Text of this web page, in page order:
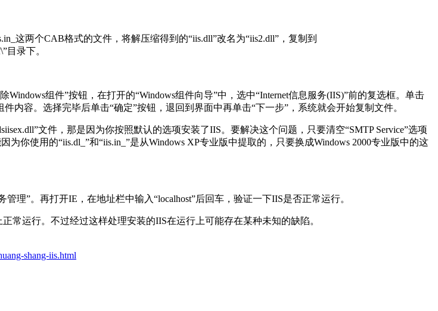
这两个CAB格式的文件，将解压缩得到的“iis.dll”改名为“iis2.dll”，复制到
目录下。
组件”按钮，在打开的“Windows组件向导”中，选中“Internet信息服务(IIS)”前的复选框。单击
内容。选择完毕后单击“确定”按钮，退回到界面中再单击“下一步”，系统就会开始复制文件。
文件，那是因为你按照默认的选项安装了IIS。要解决这个问题，只要清空“SMTP Service”选项
你使用的“iis.dl_”和“iis.in_”是从Windows XP专业版中提取的，只要换成Windows 2000专业版中的这
”。再打开IE，在地址栏中输入“localhost”后回车，验证一下IIS是否正常运行。
运行。不过经过这样处理安装的IIS在运行上可能存在某种未知的缺陷。
shang-iis.html